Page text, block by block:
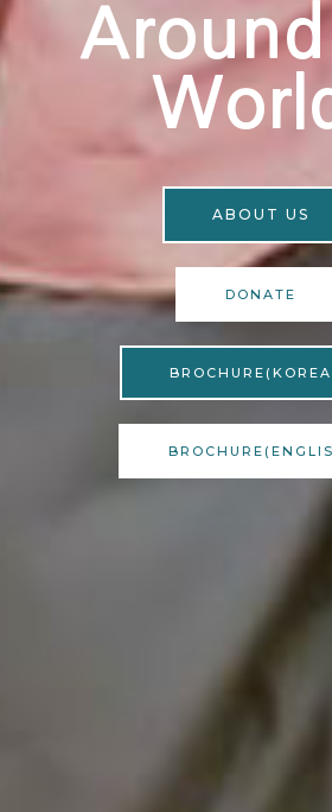
ABOUT US
DONATE